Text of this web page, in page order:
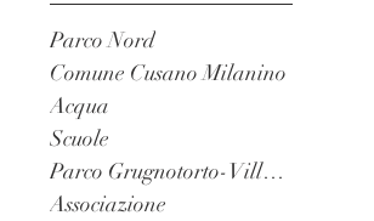
Parco Nord
Comune Cusano Milanino
Acqua
Scuole
Parco Grugnotorto-Villoresi
Associazione